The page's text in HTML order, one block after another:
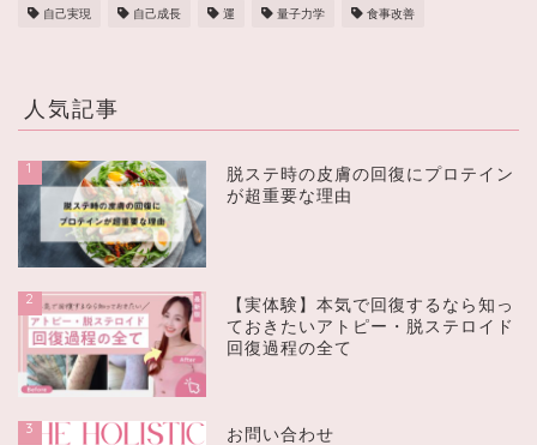
自己実現 自己成長 運 量子力学 食事改善
人気記事
1
脱ステ時の皮膚の回復にプロテイン
が超重要な理由
2
【実体験】本気で回復するなら知っ
ておきたいアトピー・脱ステロイド
回復過程の全て
3 お問い合わせ